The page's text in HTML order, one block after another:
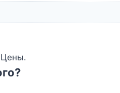
Цены.